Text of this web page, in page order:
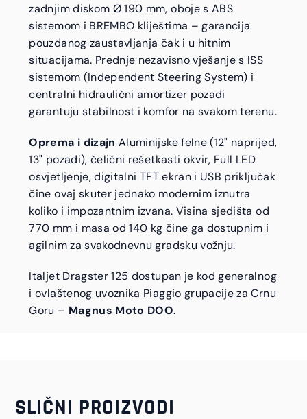
zadnjim diskom Ø 190 mm, oboje s ABS
sistemom i BREMBO kliještima – garancija
pouzdanog zaustavljanja čak i u hitnim
situacijama. Prednje nezavisno vješanje s ISS
sistemom (Independent Steering System) i
centralni hidraulični amortizer pozadi
garantuju stabilnost i komfor na svakom terenu.
Oprema i dizajn Aluminijske felne (12" naprijed,
13" pozadi), čelični rešetkasti okvir, Full LED
osvjetljenje, digitalni TFT ekran i USB priključak
čine ovaj skuter jednako modernim iznutra
koliko i impozantnim izvana. Visina sjedišta od
770 mm i masa od 140 kg čine ga dostupnim i
agilnim za svakodnevnu gradsku vožnju.
Italjet Dragster 125 dostupan je kod generalnog
i ovlaštenog uvoznika Piaggio grupacije za Crnu
Goru – Magnus Moto DOO.
SLIČNI PROIZVODI